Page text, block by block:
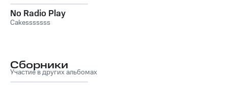
No Radio Play
Cakesssssss
Сборники
Участие в других альбомах